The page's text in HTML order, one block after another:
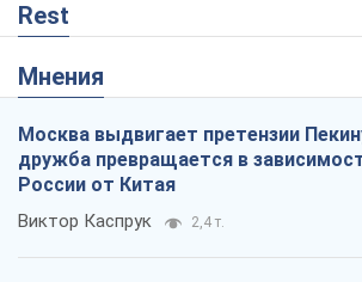
Rest
Мнения
Москва выдвигает претензии
дружба превращается в
России от Китая
Виктор Каспрук 2,4 т.